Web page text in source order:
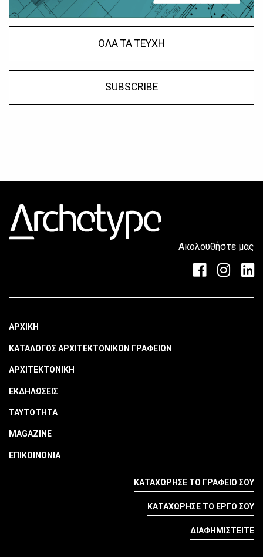
ΟΛΑ ΤΑ ΤΕΥΧΗ
SUBSCRIBE
Ακολουθήστε μας
ΑΡΧΙΚΗ
ΚΑΤΑΛΟΓΟΣ ΑΡΧΙΤΕΚΤΟΝΙΚΩΝ ΓΡΑΦΕΙΩΝ
ΑΡΧΙΤΕΚΤΟΝΙΚΗ
ΕΚΔΗΛΩΣΕΙΣ
ΤΑΥΤΟΤΗΤΑ
MAGAZINE
ΕΠΙΚΟΙΝΩΝΙΑ
ΚΑΤΑΧΩΡΗΣΕ ΤΟ ΓΡΑΦΕΙΟ ΣΟΥ
ΚΑΤΑΧΩΡΗΣΕ ΤΟ ΕΡΓΟ ΣΟΥ
ΔΙΑΦΗΜΙΣΤΕΙΤΕ